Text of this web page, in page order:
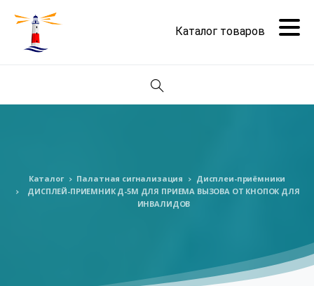
Поиск
Каталог Палатная сигнализация
Дисплеи-приёмники
ДИСПЛЕЙ-ПРИЕМНИК Д-5М ДЛЯ ПРИЕМА ВЫЗОВА ОТ КНОПОК ДЛЯ
ИНВАЛИДОВ